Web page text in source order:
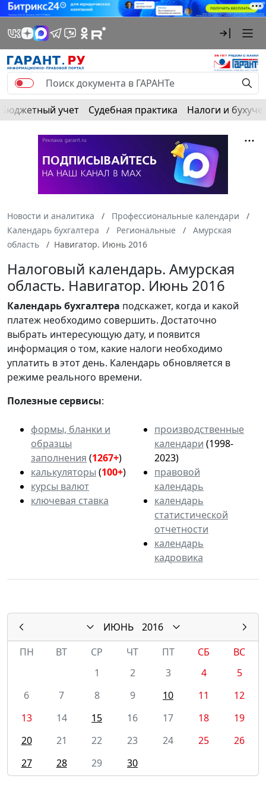
Бюджетный учет Судебная практика Налоги и
Новости и аналитика
Профессиональные календари
Календарь бухгалтера
Региональные
Амурская
область
Навигатор. Июнь 2016
Налоговый календарь. Амурская
область. Навигатор. Июнь 2016
Календарьбухгалтера подскажет, когда и какой
платеж необходимо совершить. Достаточно
выбрать интересующую дату, и появится
информация о том, какие налоги необходимо
уплатить в этот день. Календарь обновляется в
режиме реального времени.
Полезные сервисы:
формы, бланки и
образцы
заполнения (1267+)
калькуляторы (100+)
курсы валют
ключевая ставка
производственные
календари (1998-
2023)
правовой
календарь
календарь
статистической
отчетности
календарь
кадровика
ИЮНЬ
2016
ПН
ВТ СР ЧТ ПТ СБ
ВС
1
2 3 4
5
6
7 8 9 10 11
12
13
14 15 16 17 18
19
20
21 22 23 24 25
26
27
28 29 30